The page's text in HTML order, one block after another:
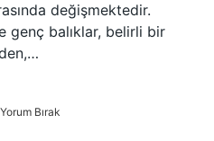
değişmektedir.
genç balıklar, belirli bir
Yorum Bırak